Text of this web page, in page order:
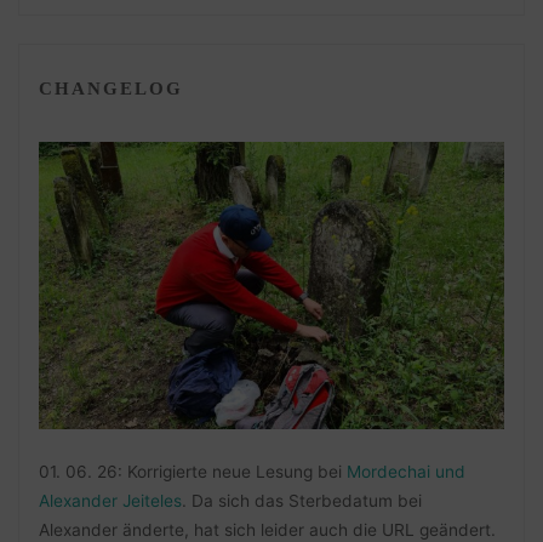
CHANGELOG
01. 06. 26: Korrigierte neue Lesung bei Mordechai und
Alexander Jeiteles . Da sich das Sterbedatum bei
Alexander änderte, hat sich leider auch die URL geändert.